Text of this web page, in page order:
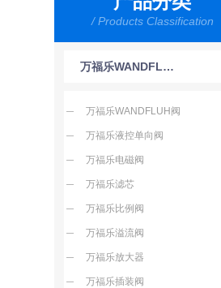
/ Products Classification
万福乐WANDFLUH
万福乐WANDFLUH阀
万福乐液控单向阀
万福乐电磁阀
万福乐滤芯
万福乐比例阀
万福乐溢流阀
万福乐放大器
万福乐插装阀